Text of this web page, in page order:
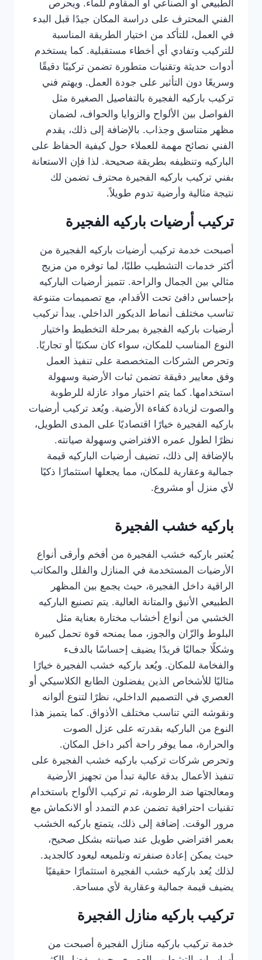
الطبيعي أو الصناعي أو المقاوم للماء. ويحرص
الفني المحترف على دراسة المكان جيدًا قبل البدء
في العمل، للتأكد من اختيار الطريقة المناسبة
للتركيب وتفادي أي أخطاء مستقبلية. كما يستخدم
أدوات حديثة وتقنيات متطورة تضمن تركيبًا دقيقًا
وسريعًا دون التأثير على جودة العمل. ويهتم فني
تركيب باركيه الفجيرة بالتفاصيل الصغيرة مثل
الفواصل بين الألواح والزوايا والحواف، لضمان
مظهر متناسق وجذاب. بالإضافة إلى ذلك، يقدم
الفني نصائح مهمة للعملاء حول كيفية الحفاظ على
الباركيه وتنظيفه بطريقة صحيحة. لذا فإن الاستعانة
بفني تركيب باركيه الفجيرة محترف تضمن لك
نتيجة مثالية وأرضية تدوم طويلاً.
تركيب أرضيات باركيه الفجيرة
أصبحت خدمة تركيب أرضيات باركيه الفجيرة من
أكثر خدمات التشطيب طلبًا، لما توفره من مزيج
مثالي بين الجمال والراحة. تتميز أرضيات الباركيه
بإحساس دافئ تحت الأقدام، مع تصميمات متنوعة
تناسب مختلف أنماط الديكور الداخلي. يبدأ تركيب
أرضيات باركيه الفجيرة بمرحلة التخطيط واختيار
النوع المناسب للمكان، سواء كان سكنيًا أو تجاريًا.
وتحرص الشركات المتخصصة على تنفيذ العمل
وفق معايير دقيقة تضمن ثبات الأرضية وسهولة
استخدامها. كما يتم اختيار مواد عازلة للرطوبة
والصوت لزيادة كفاءة الأرضية. ويُعد تركيب أرضيات
باركيه الفجيرة خيارًا اقتصاديًا على المدى الطويل،
نظرًا لطول عمره الافتراضي وسهولة صيانته.
بالإضافة إلى ذلك، تضيف أرضيات الباركيه قيمة
جمالية وعقارية للمكان، مما يجعلها استثمارًا ذكيًا
لأي منزل أو مشروع.
باركيه خشب الفجيرة
يُعتبر باركيه خشب الفجيرة من أفخم وأرقى أنواع
الأرضيات المستخدمة في المنازل والفلل والمكاتب
الراقية داخل الفجيرة، حيث يجمع بين المظهر
الطبيعي الأنيق والمتانة العالية. يتم تصنيع الباركيه
الخشبي من أنواع أخشاب مختارة بعناية مثل
البلوط والزّان والجوز، مما يمنحه قوة تحمل كبيرة
وشكلًا جماليًا فريدًا يضيف إحساسًا بالدفء
والفخامة للمكان. ويُعد باركيه خشب الفجيرة خيارًا
مثاليًا للأشخاص الذين يفضلون الطابع الكلاسيكي أو
العصري في التصميم الداخلي، نظرًا لتنوع ألوانه
ونقوشه التي تناسب مختلف الأذواق. كما يتميز هذا
النوع من الباركيه بقدرته على عزل الصوت
والحرارة، مما يوفر راحة أكبر داخل المكان.
وتحرص شركات تركيب باركيه خشب الفجيرة على
تنفيذ الأعمال بدقة عالية تبدأ من تجهيز الأرضية
ومعالجتها ضد الرطوبة، ثم تركيب الألواح باستخدام
تقنيات احترافية تضمن عدم التمدد أو الانكماش مع
مرور الوقت. إضافة إلى ذلك، يتمتع باركيه الخشب
بعمر افتراضي طويل عند صيانته بشكل صحيح،
حيث يمكن إعادة صنفرته وتلميعه ليعود كالجديد.
لذلك يُعد باركيه خشب الفجيرة استثمارًا حقيقيًا
يضيف قيمة جمالية وعقارية لأي مساحة.
تركيب باركيه منازل الفجيرة
خدمة تركيب باركيه منازل الفجيرة أصبحت من